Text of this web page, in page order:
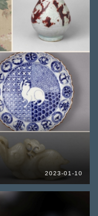
2023-01-10